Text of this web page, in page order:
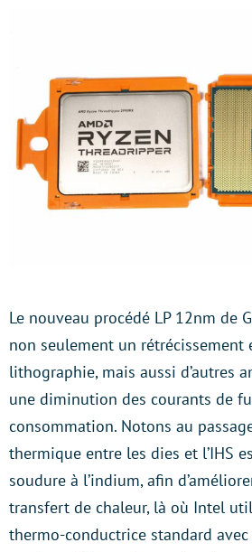
Le nouveau procédé LP 12nm de
non seulement un rétrécissement
lithographie, mais aussi d’autres
une diminution des courants de
consommation. Notons au
thermique entre les dies et l’IHS
soudure à l’indium, afin
transfert de chaleur, là où Intel
thermo-conductrice standard avec